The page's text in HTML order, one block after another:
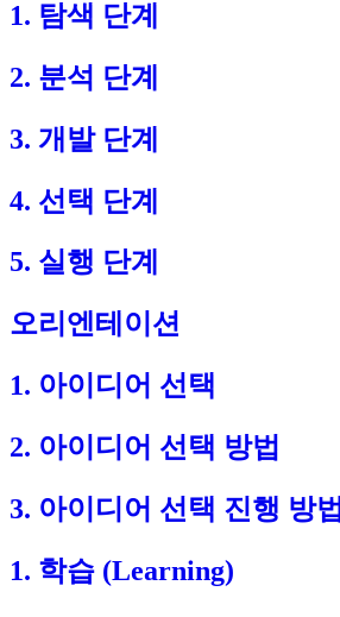
1. 탐색 단계
2. 분석 단계
3. 개발 단계
4. 선택 단계
5. 실행 단계
오리엔테이션
1. 아이디어 선택
2. 아이디어 선택 방법
3. 아이디어 선택 진행 방법
1. 학습 (Learning)